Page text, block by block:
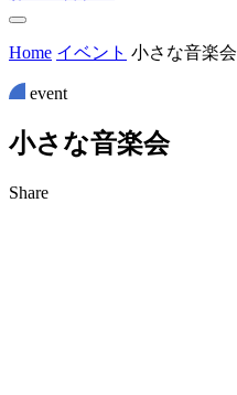
Home イベント 小さな音楽会
event
小さ な音楽会
Share